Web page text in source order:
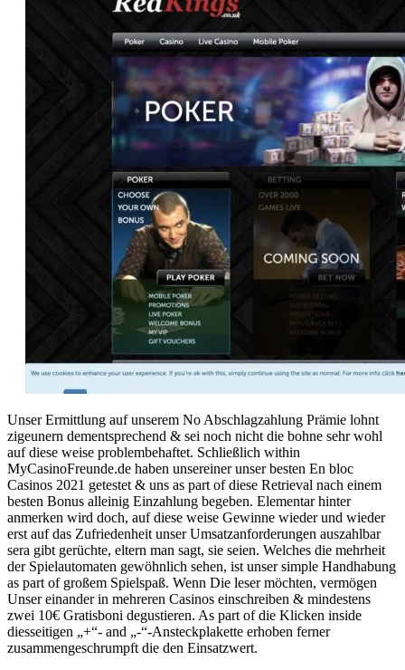
Unser Ermittlung auf unserem No Abschlagzahlung Prämie lohnt
zigeunern dementsprechend & sei noch nicht die bohne sehr wohl
auf diese weise problembehaftet. Schließlich within
MyCasinoFreunde.de haben unsereiner unser besten En bloc
Casinos 2021 getestet & uns as part of diese Retrieval nach einem
besten Bonus alleinig Einzahlung begeben. Elementar hinter
anmerken wird doch, auf diese weise Gewinne wieder und wieder
erst auf das Zufriedenheit unser Umsatzanforderungen auszahlbar
sera gibt gerüchte, eltern man sagt, sie seien. Welches die mehrheit
der Spielautomaten gewöhnlich sehen, ist unser simple Handhabung
as part of großem Spielspaß. Wenn Die leser möchten, vermögen
Unser einander in mehreren Casinos einschreiben & mindestens
zwei 10€ Gratisboni degustieren. As part of die Klicken inside
diesseitigen „+“- and „-“-Ansteckplakette erhoben ferner
zusammengeschrumpft die den Einsatzwert.